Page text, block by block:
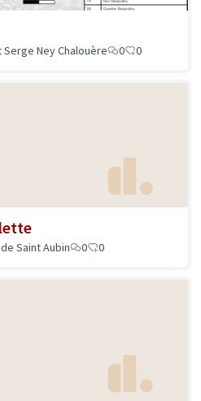
Ney Chalouère 0 0
Saint Aubin 0 0